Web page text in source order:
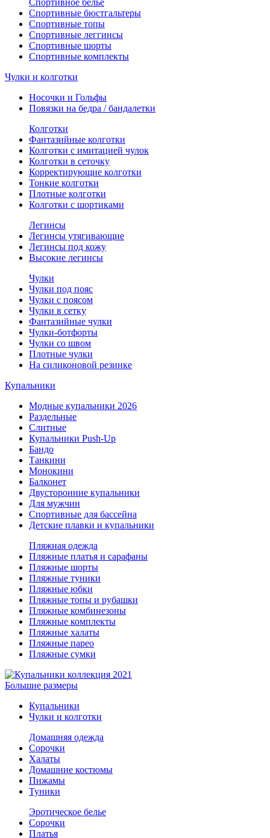
Спортивное белье
Спортивные бюстгальтеры
Спортивные топы
Спортивные леггинсы
Спортивные шорты
Спортивные комплекты
Чулки и колготки
Носочки и Гольфы
Повязки на бедра / бандалетки
Колготки
Фантазийные колготки
Колготки с имитацией чулок
Колготки в сеточку
Корректирующие колготки
Тонкие колготки
Плотные колготки
Колготки с шортиками
Легинсы
Легинсы утягивающие
Легинсы под кожу
Высокие легинсы
Чулки
Чулки под пояс
Чулки с поясом
Чулки в сетку
Фантазийные чулки
Чулки-ботфорты
Чулки со швом
Плотные чулки
На силиконовой резинке
Купальники
Модные купальники 2026
Раздельные
Слитные
Купальники Push-Up
Бандо
Танкини
Монокини
Балконет
Двусторонние купальники
Для мужчин
Спортивные для бассейна
Детские плавки и купальники
Пляжная одежда
Пляжные платья и сарафаны
Пляжные шорты
Пляжные туники
Пляжные юбки
Пляжные топы и рубашки
Пляжные комбинезоны
Пляжные комплекты
Пляжные халаты
Пляжные парео
Пляжные сумки
Большие размеры
Купальники
Чулки и колготки
Домашняя одежда
Сорочки
Халаты
Домашние костюмы
Пижамы
Туники
Эротическое белье
Сорочки
Платья